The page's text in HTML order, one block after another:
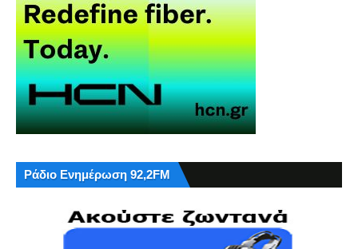
Ράδιο Ενημέρωση 92,2FM